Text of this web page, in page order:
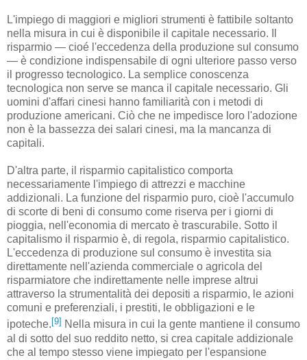
L'impiego di maggiori e migliori strumenti è fattibile soltanto
nella misura in cui è disponibile il capitale necessario. Il
risparmio — cioé l'eccedenza della produzione sul consumo
— è condizione indispensabile di ogni ulteriore passo verso
il progresso tecnologico. La semplice conoscenza
tecnologica non serve se manca il capitale necessario. Gli
uomini d'affari cinesi hanno familiarità con i metodi di
produzione americani. Ciò che ne impedisce loro l'adozione
non è la bassezza dei salari cinesi, ma la mancanza di
capitali.
D'altra parte, il risparmio capitalistico comporta
necessariamente l'impiego di attrezzi e macchine
addizionali. La funzione del risparmio puro, cioè l'accumulo
di scorte di beni di consumo come riserva per i giorni di
pioggia, nell'economia di mercato è trascurabile. Sotto il
capitalismo il risparmio è, di regola, risparmio capitalistico.
L'eccedenza di produzione sul consumo è investita sia
direttamente nell'azienda commerciale o agricola del
risparmiatore che indirettamente nelle imprese altrui
attraverso la strumentalità dei depositi a risparmio, le azioni
comuni e preferenziali, i prestiti, le obbligazioni e le
ipoteche.[9] Nella misura in cui la gente mantiene il consumo
al di sotto del suo reddito netto, si crea capitale addizionale
che al tempo stesso viene impiegato per l'espansione